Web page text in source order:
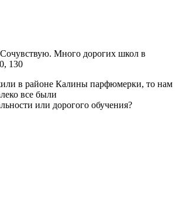
Много дорогих школ в
130
в районе Калины парфюмерки, то нам
все были
или дорогого обучения?